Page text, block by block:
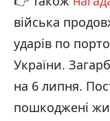
війська
ударів по
України.
на 6 липня.
пошкоджені